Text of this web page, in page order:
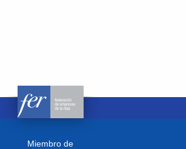
Miembro de